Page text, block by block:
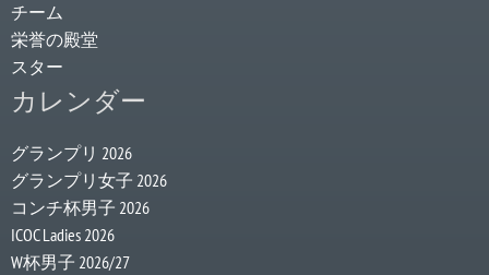
チーム
栄誉の殿堂
スター
カレンダー
グランプリ 2026
グランプリ女子 2026
コンチ杯男子 2026
ICOC Ladies 2026
W杯男子 2026/27